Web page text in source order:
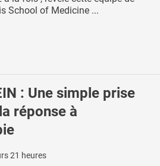
School of Medicine ...
: Une simple prise
réponse à
21 heures